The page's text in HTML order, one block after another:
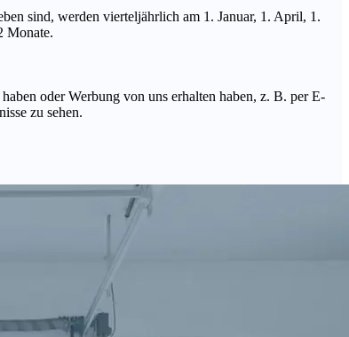
sind, werden vierteljährlich am 1. Januar, 1. April, 1.
Monate.
oder Werbung von uns erhalten haben, z. B. per E-
zu sehen.